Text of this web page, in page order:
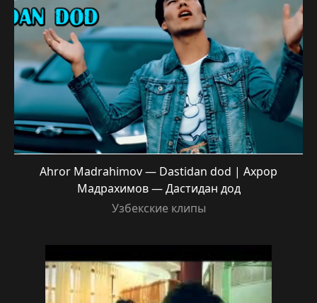
Ahror Madrahimov — Dastidan dod | Ахрор
Мадрахимов — Дастидан дод
Узбекские клипы